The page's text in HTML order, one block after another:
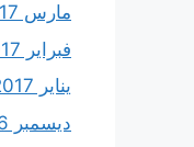
مارس 2017
فبراير 2017
يناير 2017
ديسمبر 2016